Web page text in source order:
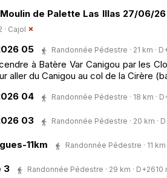
Moulin de Palette Las Illas 27/06/26
· Cajol
05 Randonnée Pédestre · 21 km ·
à Batère Var Canigou par les
aller du Canigou au col de la Cirère
04
Randonnée Pédestre · 18 km ·
03 Randonnée Pédestre · 20 km ·
11km Randonnée Pédestre · 11 km
3 Randonnée Pédestre · 29 km · D+2610